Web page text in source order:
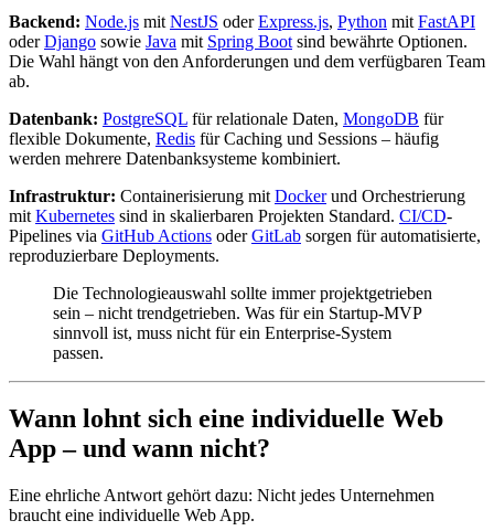
Backend: Node.js mit NestJS oderExpress.js, Python mit FastAPI
oderDjango sowie Java mit Spring Boot sind bewährte Optionen.
Die Wahl hängt von den Anforderungen und dem verfügbaren Team
ab.
Datenbank: PostgreSQL für relationale Daten, MongoDB für
flexible Dokumente, Redis für Caching und Sessions – häufig
werden mehrere Datenbanksysteme kombiniert.
Infrastruktur: Containerisierung mit Dockerund Orchestrierung
mit Kubernetes sind in skalierbaren Projekten Standard. CI/CD-
Pipelines via GitHub Actions oderGitLab sorgen für automatisierte,
reproduzierbare Deployments.
Die Technologieauswahl sollte immer projektgetrieben
sein – nicht trendgetrieben. Was für ein Startup-MVP
sinnvoll ist, muss nicht für ein Enterprise-System
passen.
Wann lohnt sich eine individuelle Web
App – und wann nicht?
Eine ehrliche Antwort gehört dazu: Nicht jedes Unternehmen
braucht eine individuelle Web App.